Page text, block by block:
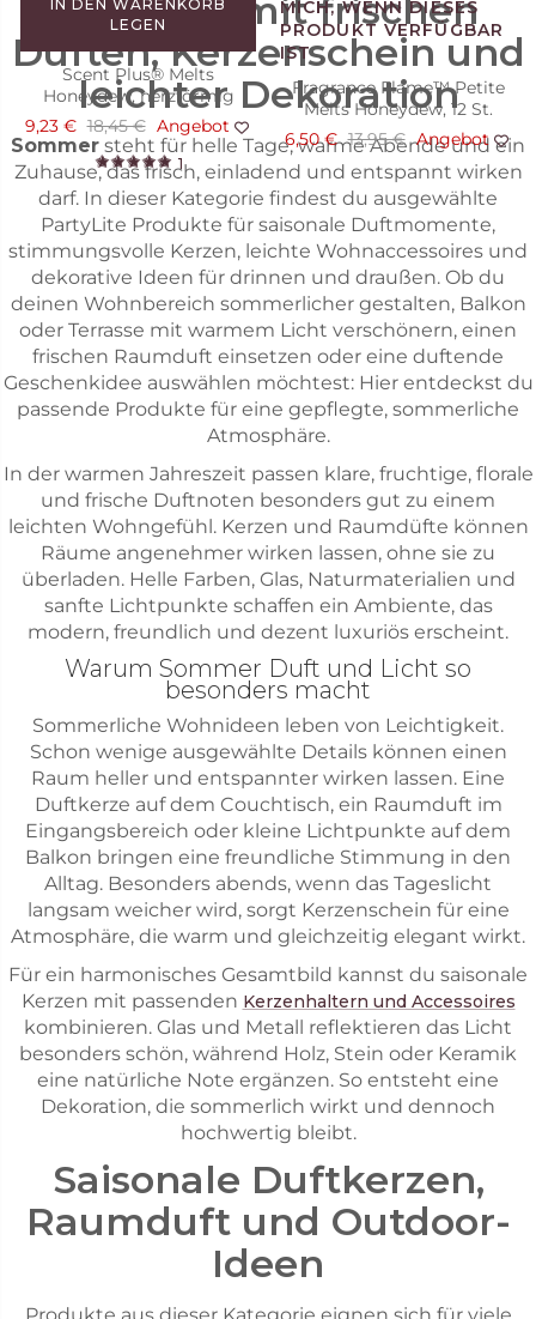
IN DEN WARENKORB
LEGEN
Scent Plus® Melts
Honeydew, herzförmig
9,23 € 18,45 € Angebot
1
Fragrance Flame™ Petite
Melts Honeydew, 12 St.
6,50 € 13,95 € Angebot
Sommer mit frischen
Düften, Kerzenschein und
leichter Dekoration
Sommer steht für helle Tage, warme Abende und ein
Zuhause, das frisch, einladend und entspannt wirken
darf. In dieser Kategorie findest du ausgewählte
PartyLite Produkte für saisonale Duftmomente,
stimmungsvolle Kerzen, leichte Wohnaccessoires und
dekorative Ideen für drinnen und draußen. Ob du
deinen Wohnbereich sommerlicher gestalten, Balkon
oder Terrasse mit warmem Licht verschönern, einen
frischen Raumduft einsetzen oder eine duftende
Geschenkidee auswählen möchtest: Hier entdeckst du
passende Produkte für eine gepflegte, sommerliche
Atmosphäre.
In der warmen Jahreszeit passen klare, fruchtige, florale
und frische Duftnoten besonders gut zu einem
leichten Wohngefühl. Kerzen und Raumdüfte können
Räume angenehmer wirken lassen, ohne sie zu
überladen. Helle Farben, Glas, Naturmaterialien und
sanfte Lichtpunkte schaffen ein Ambiente, das
modern, freundlich und dezent luxuriös erscheint.
Warum Sommer Duft und Licht so
besonders macht
Sommerliche Wohnideen leben von Leichtigkeit.
Schon wenige ausgewählte Details können einen
Raum heller und entspannter wirken lassen. Eine
Duftkerze auf dem Couchtisch, ein Raumduft im
Eingangsbereich oder kleine Lichtpunkte auf dem
Balkon bringen eine freundliche Stimmung in den
Alltag. Besonders abends, wenn das Tageslicht
langsam weicher wird, sorgt Kerzenschein für eine
Atmosphäre, die warm und gleichzeitig elegant wirkt.
Für ein harmonisches Gesamtbild kannst du saisonale
Kerzen mit passenden Kerzenhaltern und Accessoires
kombinieren. Glas und Metall reflektieren das Licht
besonders schön, während Holz, Stein oder Keramik
eine natürliche Note ergänzen. So entsteht eine
Dekoration, die sommerlich wirkt und dennoch
hochwertig bleibt.
Saisonale Duftkerzen,
Raumduft und Outdoor-
Ideen